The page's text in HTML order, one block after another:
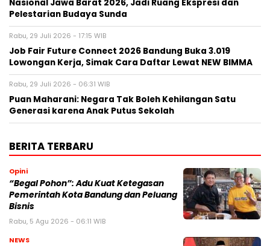
Nasional Jawa Barat 2026, Jadi Ruang Ekspresi dan
Pelestarian Budaya Sunda
Rabu, 29 Juli 2026 - 17:15 WIB
Job Fair Future Connect 2026 Bandung Buka 3.019
Lowongan Kerja, Simak Cara Daftar Lewat NEW BIMMA
Rabu, 29 Juli 2026 - 06:31 WIB
Puan Maharani: Negara Tak Boleh Kehilangan Satu
Generasi karena Anak Putus Sekolah
BERITA TERBARU
Opini
“Begal Pohon”: Adu Kuat Ketegasan
Pemerintah Kota Bandung dan Peluang
Bisnis
Rabu, 5 Agu 2026 - 06:11 WIB
NEWS